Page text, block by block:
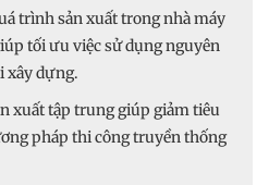
trình sản xuất trong nhà máy
tối ưu việc sử dụng nguyên
xây dựng.
xuất tập trung giúp giảm tiêu
pháp thi công truyền thống